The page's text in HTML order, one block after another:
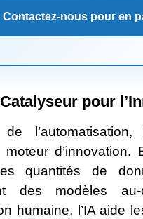
Contactez-nous pour en
Catalyseur pour
de
moteur d’innovation.
quantités de
des modèles
humaine, l’IA aide